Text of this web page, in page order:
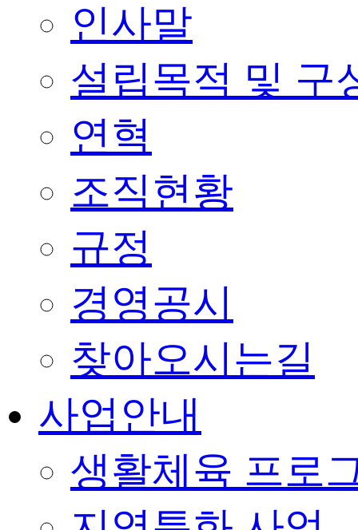
인사말
설립목적 및 구
연혁
조직현황
규정
경영공시
찾아오시는길
사업안내
생활체육 프로